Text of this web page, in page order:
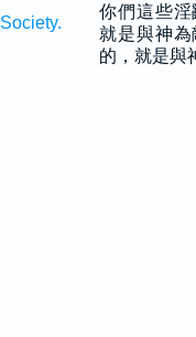
你們這些
就是與神
的，就是與